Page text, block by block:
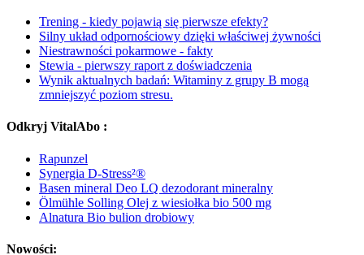
Trening - kiedy pojawią się pierwsze efekty?
Silny układ odpornościowy dzięki właściwej żywności
Niestrawności pokarmowe - fakty
Stewia - pierwszy raport z doświadczenia
Wynik aktualnych badań: Witaminy z grupy B mogą
zmniejszyć poziom stresu.
Odkryj VitalAbo :
Rapunzel
Synergia D-Stress²®
Basen mineral Deo LQ dezodorant mineralny
Ölmühle Solling Olej z wiesiołka bio 500 mg
Alnatura Bio bulion drobiowy
Nowości: